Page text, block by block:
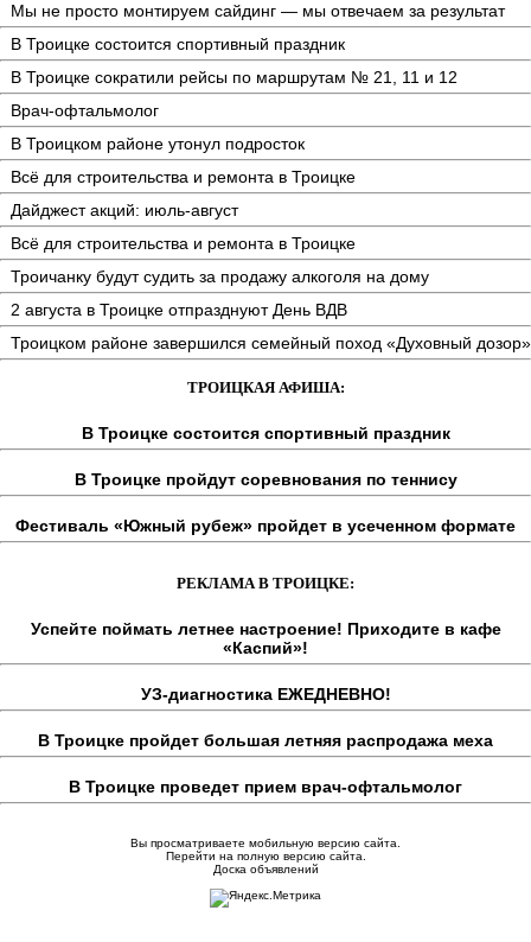
Мы не просто монтируем сайдинг — мы отвечаем за результат
В Троицке состоится спортивный праздник
В Троицке сократили рейсы по маршрутам № 21, 11 и 12
Врач-офтальмолог
В Троицком районе утонул подросток
Всё для строительства и ремонта в Троицке
Дайджест акций: июль-август
Всё для строительства и ремонта в Троицке
Троичанку будут судить за продажу алкоголя на дому
2 августа в Троицке отпразднуют День ВДВ
Троицком районе завершился семейный поход «Духовный дозор»
ТРОИЦКАЯ АФИША:
В Троицке состоится спортивный праздник
В Троицке пройдут соревнования по теннису
Фестиваль «Южный рубеж» пройдет в усеченном формате
РЕКЛАМА В ТРОИЦКЕ:
Успейте поймать летнее настроение! Приходите в кафе
«Каспий»!
УЗ-диагностика ЕЖЕДНЕВНО!
В Троицке пройдет большая летняя распродажа меха
В Троицке проведет прием врач-офтальмолог
Вы просматриваете мобильную версию сайта.
Перейти на полную версию сайта.
Доска объявлений